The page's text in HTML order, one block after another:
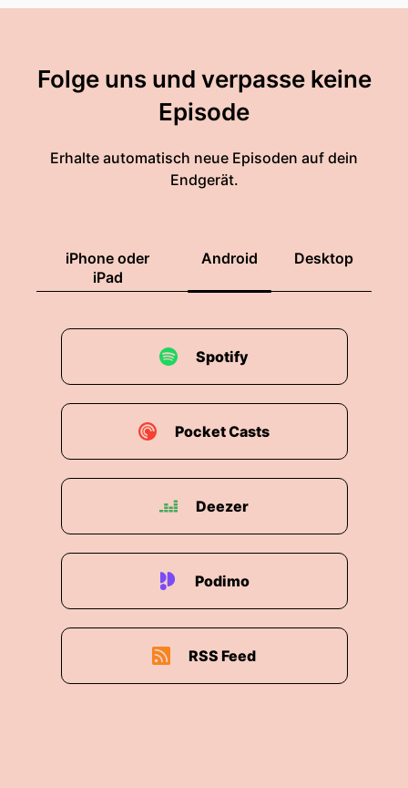
Folge uns und verpasse keine
Episode
Erhalte automatisch neue Episoden auf dein
Endgerät.
iPhone oder
iPad
Android Desktop
Spotify
Pocket Casts
Deezer
Podimo
RSS Feed